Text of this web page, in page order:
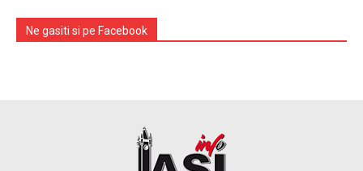
Ne gasiti si pe Facebook